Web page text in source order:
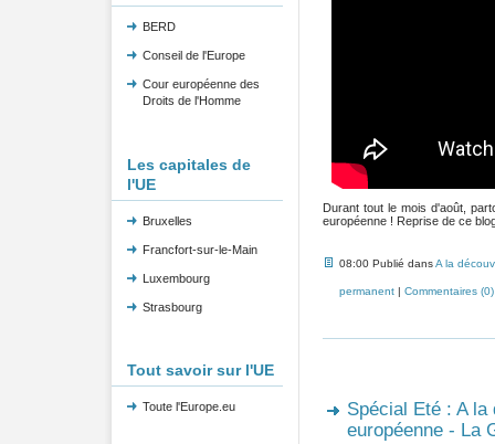
BERD
Conseil de l'Europe
Cour européenne des
Droits de l'Homme
Les capitales de
l'UE
Bruxelles
Francfort-sur-le-Main
Luxembourg
Strasbourg
Tout savoir sur l'UE
Toute l'Europe.eu
Durant tout le mois d'août,
européenne ! Reprise de ce
08:00 Publié dansA la
permanent| Commentaires (0)
Spécial Eté : A la
européenne - La